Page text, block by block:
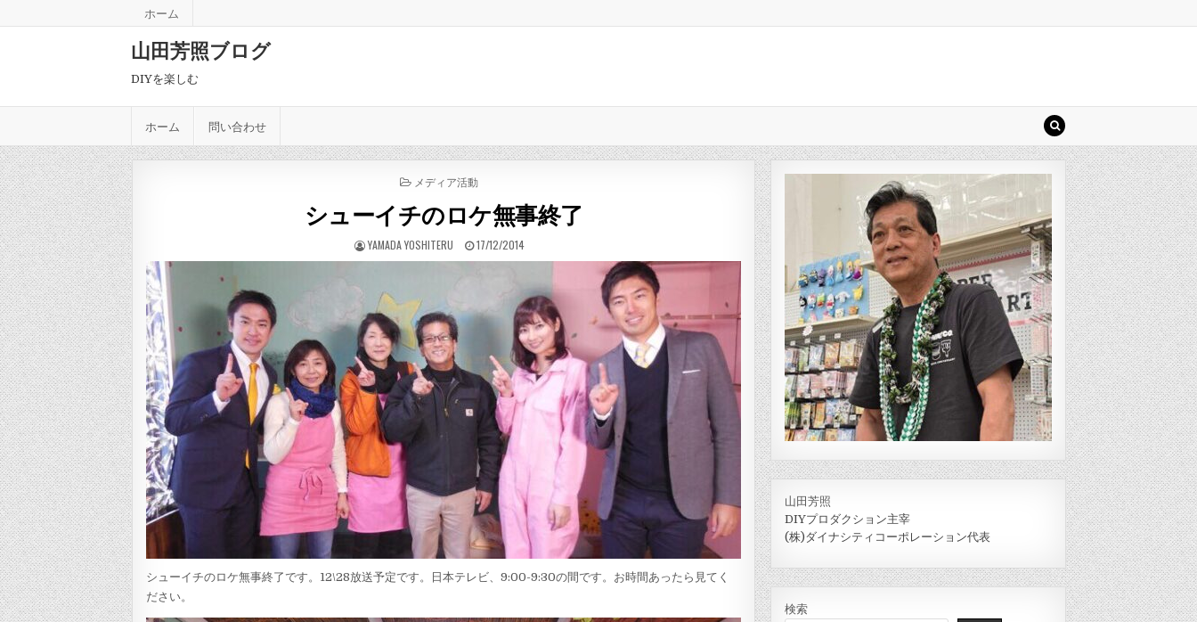
ホーム
山田芳照ブログ
DIYを楽しむ
ホーム 問い合わせ
POSTED IN
メディア活動
シューイチのロケ無事終了
AUTHOR:
YAMADA YOSHITERU PUBLISHED DATE:
17/12/2014
シューイチのロケ無事終了です。12\28放送予定です。日本テレビ、9:00-9:30の間です。お時間あったら見てく
ださい。
山田芳照
DIYプロダクション主宰
(株)ダイナシティコーポレーション代表
検索